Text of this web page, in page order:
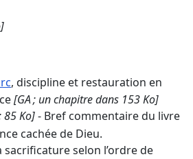
, discipline et restauration en
[GA ; un chapitre dans 153 Ko]
85 Ko]- Bref commentaire du livre
cachée de Dieu.
sacrificature selon l’ordre de